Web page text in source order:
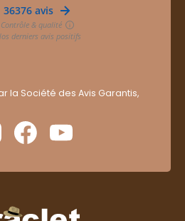
la Société des Avis Garantis,